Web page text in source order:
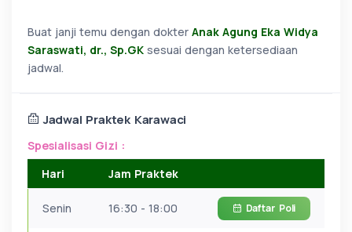
Buat janji temu dengan dokter Anak Agung Eka Widya
Saraswati, dr., Sp.GK sesuai dengan ketersediaan
jadwal.
Jadwal Praktek Karawaci
Spesialisasi Gizi :
Hari
Jam Praktek
Senin 16:30 - 18:00 Daftar Poli